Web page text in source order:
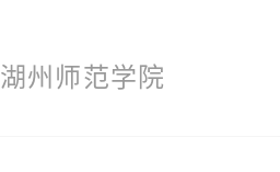
湖州师范学院